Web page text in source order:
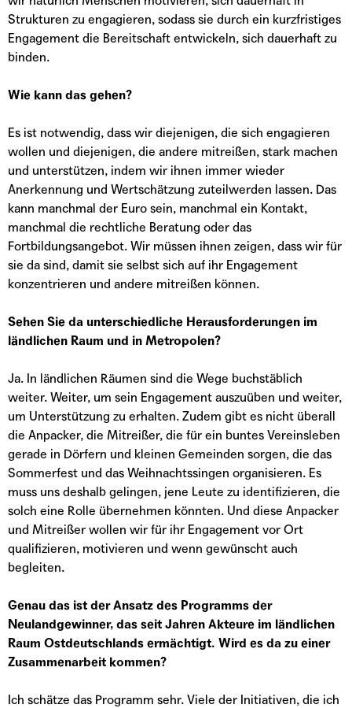
Strukturen zu engagieren, sodass sie durch ein kurzfristiges
Engagement die Bereitschaft entwickeln, sich dauerhaft zu
binden.
Wie kann das gehen?
Es ist notwendig, dass wir diejenigen, die sich engagieren
wollen und diejenigen, die andere mitreißen, stark machen
und unterstützen, indem wir ihnen immer wieder
Anerkennung und Wertschätzung zuteilwerden lassen. Das
kann manchmal der Euro sein, manchmal ein Kontakt,
manchmal die rechtliche Beratung oder das
Fortbildungsangebot. Wir müssen ihnen zeigen, dass wir für
sie da sind, damit sie selbst sich auf ihr Engagement
konzentrieren und andere mitreißen können.
Sehen Sie da unterschiedliche Herausforderungen im
ländlichen Raum und in Metropolen?
Ja. In ländlichen Räumen sind die Wege buchstäblich
weiter. Weiter, um sein Engagement auszuüben und weiter,
um Unterstützung zu erhalten. Zudem gibt es nicht überall
die Anpacker, die Mitreißer, die für ein buntes Vereinsleben
gerade in Dörfern und kleinen Gemeinden sorgen, die das
Sommerfest und das Weihnachtssingen organisieren. Es
muss uns deshalb gelingen, jene Leute zu identifizieren, die
solch eine Rolle übernehmen könnten. Und diese Anpacker
und Mitreißer wollen wir für ihr Engagement vor Ort
qualifizieren, motivieren und wenn gewünscht auch
begleiten.
Genau das ist der Ansatz des Programms der
Neulandgewinner, das seit Jahren Akteure im ländlichen
Raum Ostdeutschlands ermächtigt. Wird es da zu einer
Zusammenarbeit kommen?
Ich schätze das Programm sehr. Viele der Initiativen, die ich